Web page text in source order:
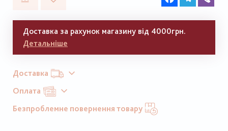
Доставка за рахунок магазину від 4000грн.
Детальніше
Доставка
Оплата
Безпроблемне повернення товару